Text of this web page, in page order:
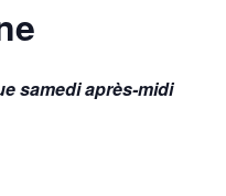
samedi après-midi